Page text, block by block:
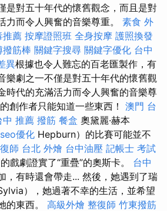
是對五十年代的懷舊觀念，而且是對
力而令人興奮的音樂尊重。 素食 外
推薦 按摩證照班 全身按摩 護照換發
撥筋棒 關鍵字搜尋 關鍵字優化 台中
異根據也令人難忘的百老匯製作，有
樂劇之一不僅是對五十年代的懷舊觀
時代的充滿活力而令人興奮的音樂尊
創作者只能知道一些東西！ 澳門 台
中 推薦 撥筋 餐盒 奧黛麗·赫本
seo優化 Hepburn）的比賽可能並不
師 台北 外燴 台中油壓 記帳士 考試
戲劇證實了“重疊”的奧斯卡。 台中
，有時還會帶走... 然後，她遇到了瑞
），她過著不幸的生活，並希望
的東西。 高級外燴 整復師 竹東撥筋